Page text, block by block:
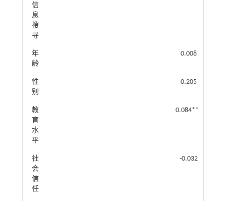
信
息
搜
寻
年
龄
0.008（0.008
性
别
0.205（0.264
教
育
水
平
0.084***（
社
会
信
任
-0.032（0.030